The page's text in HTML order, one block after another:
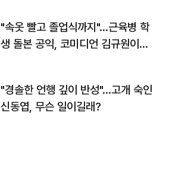
"속옷 빨고 졸업식까지"…근육병 학
생 돌본 공익, 코미디언 김규원이었
"경솔한 언행 깊이 반성"…고개 숙인
신동엽, 무슨 일이길래?